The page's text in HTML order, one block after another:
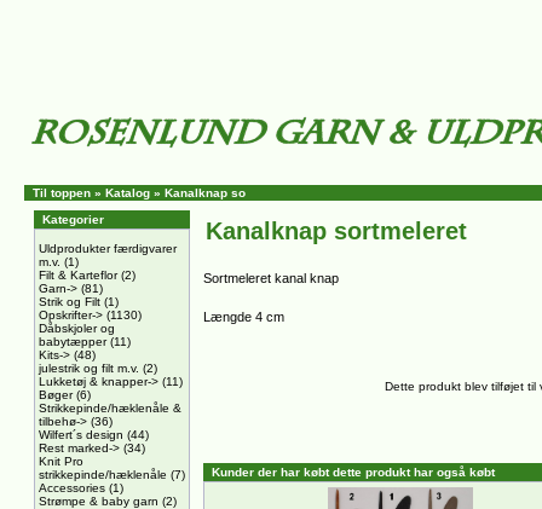
Til toppen » Katalog » Kanalknap so
Kategorier
Uldprodukter færdigvarer
m.v. (1)
Filt & Karteflor(2)
Garn-> (81)
Strik og Filt (1)
Opskrifter-> (1130)
Dåbskjoler og
babytæpper(11)
Kits-> (48)
julestrik og filt m.v. (2)
Lukketøj & knapper-> (11)
Bøger(6)
Strikkepinde/hæklenåle &
tilbehø-> (36)
Wilfert´s design (44)
Rest marked-> (34)
Knit Pro
strikkepinde/hæklenåle (7)
Accessories (1)
Strømpe & baby garn (2)
Kanalknap sortmeleret
Sortmeleret kanal knap
Længde 4 cm
Dette produkt blev tilføjet
Kunder der har købt dette produkt har også købt